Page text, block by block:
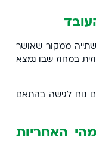
ממקור שאושר
במחוז שבו נמצא
נוח לגישה בהתאם
האחריות